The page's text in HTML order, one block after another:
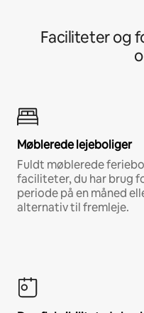
Faciliteter og
Møblerede lejeboliger
Fuldt møblerede
faciliteter, du har brug
periode på en måned
alternativ til fremleje.